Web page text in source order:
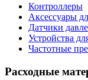
Контроллеры
Аксессуары
Датчики
Устройства
Частотные
Расходные